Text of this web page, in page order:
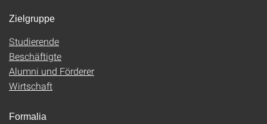
Zielgruppe
Studierende
Beschäftigte
Alumni und Förderer
Wirtschaft
Formalia